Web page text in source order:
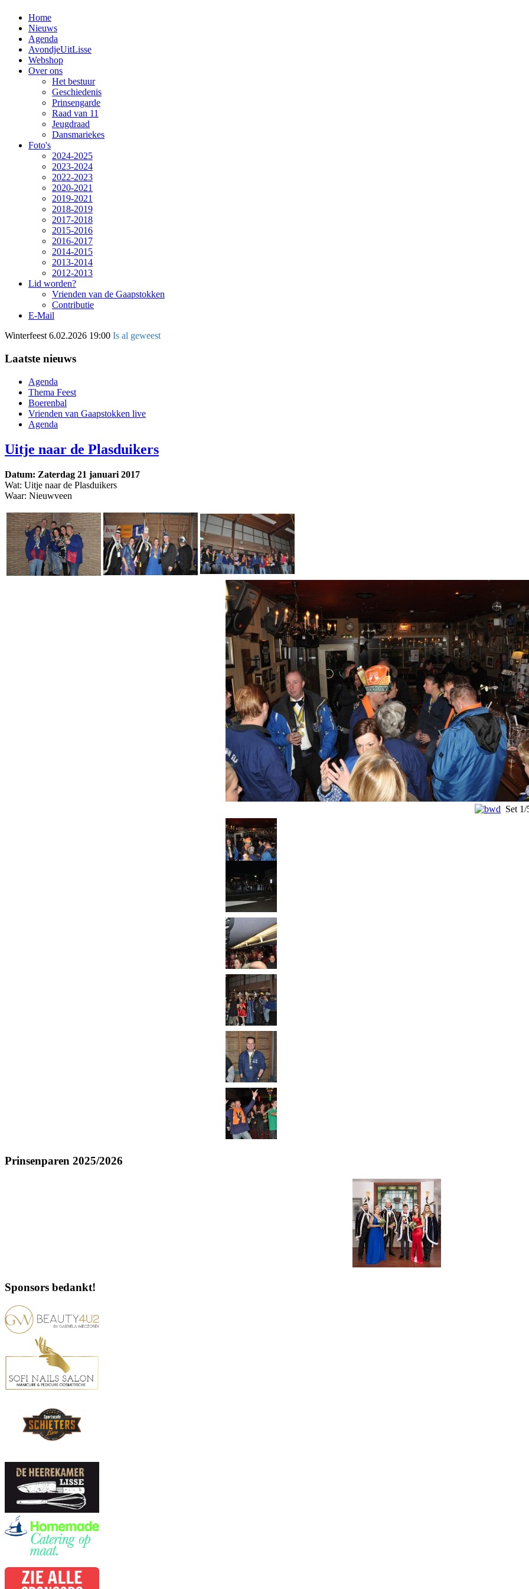
Home
Nieuws
Agenda
AvondjeUitLisse
Webshop
Over ons
Het bestuur
Geschiedenis
Prinsengarde
Raad van 11
Jeugdraad
Dansmariekes
Foto's
2024-2025
2023-2024
2022-2023
2020-2021
2019-2021
2018-2019
2017-2018
2015-2016
2016-2017
2014-2015
2013-2014
2012-2013
Lid worden?
Vrienden van de Gaapstokken
Contributie
E-Mail
Winterfeest 6.02.2026 19:00 Is al geweest
Laatste nieuws
Agenda
Thema Feest
Boerenbal
Vrienden van Gaapstokken live
Agenda
Uitje naar de Plasduikers
Datum: Zaterdag 21 januari 2017
Wat: Uitje naar de Plasduikers
Waar: Nieuwveen
Set 1/
Prinsenparen 2025/2026
Sponsors bedankt!